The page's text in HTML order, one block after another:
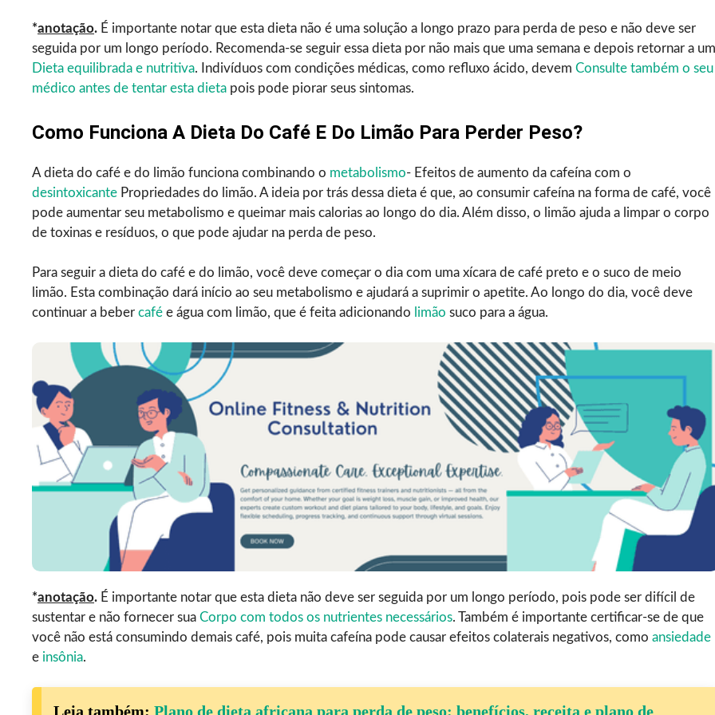
*anotação. É importante notar que esta dieta não é uma solução a longo prazo para perda de peso e não deve ser
seguida por um longo período. Recomenda-se seguir essa dieta por não mais que uma semana e depois retornar a um
Dieta equilibrada e nutritiva. Indivíduos com condições médicas, como refluxo ácido, devem Consulte também o seu
médico antes de tentar esta dieta pois pode piorar seus sintomas.
Como Funciona A Dieta Do Café E Do Limão Para Perder Peso?
A dieta do café e do limão funciona combinando o metabolismo- Efeitos de aumento da cafeína com o
desintoxicante Propriedades do limão. A ideia por trás dessa dieta é que, ao consumir cafeína na forma de café, você
pode aumentar seu metabolismo e queimar mais calorias ao longo do dia. Além disso, o limão ajuda a limpar o corpo
de toxinas e resíduos, o que pode ajudar na perda de peso.
Para seguir a dieta do café e do limão, você deve começar o dia com uma xícara de café preto e o suco de meio
limão. Esta combinação dará início ao seu metabolismo e ajudará a suprimir o apetite. Ao longo do dia, você deve
continuar a beber café e água com limão, que é feita adicionando limão suco para a água.
*anotação. É importante notar que esta dieta não deve ser seguida por um longo período, pois pode ser difícil de
sustentar e não fornecer sua Corpo com todos os nutrientes necessários. Também é importante certificar-se de que
você não está consumindo demais café, pois muita cafeína pode causar efeitos colaterais negativos, como ansiedade
e insônia.
Leia também: Plano de dieta africana para perda de peso: benefícios, receita e plano de